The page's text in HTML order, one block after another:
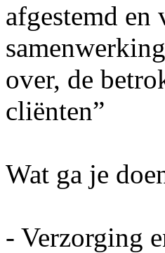
afgestemd en
over, de
cliënten”
Wat ga je
- Verzorging